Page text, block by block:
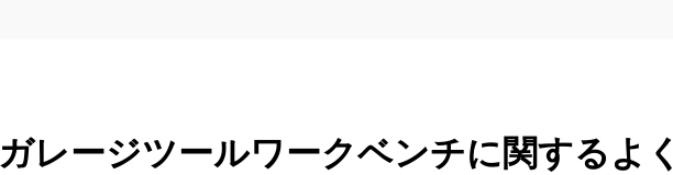
ガレージツールワークベンチに関するよ